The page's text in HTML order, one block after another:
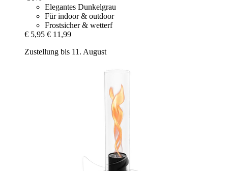
Elegantes Dunkelgrau
Für indoor & outdoor
Frostsicher & wetterf
€ 5,95 € 11,99
Zustellung bis 11. August